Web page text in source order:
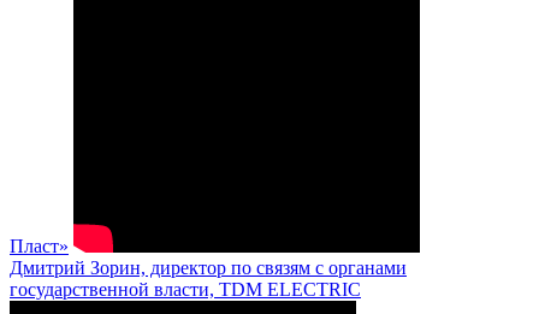
Пласт»
Дмитрий Зорин, директор по связям с органами
государственной власти, TDM ELECTRIC